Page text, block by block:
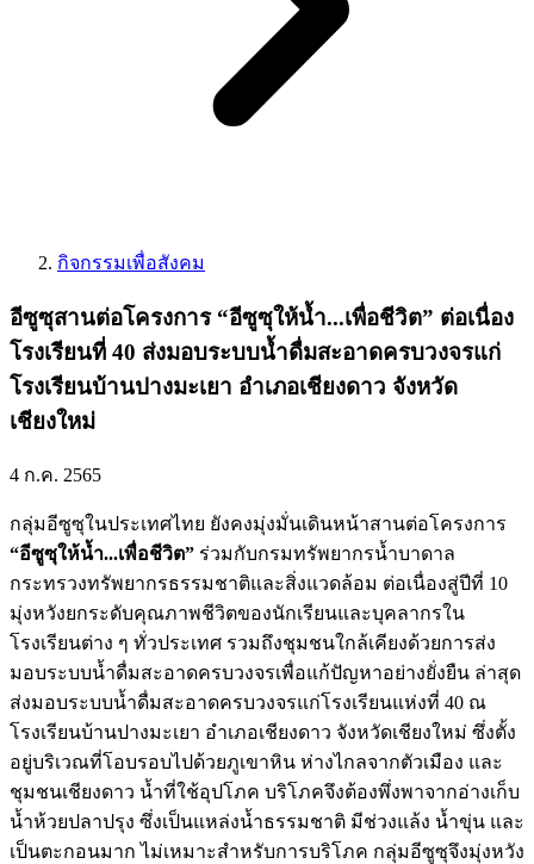
กิจกรรมเพื่อสังคม
อีซูซุสานต่อโครงการ “อีซูซุให้น้ำ...เพื่อชีวิต” ต่อเนื่อง
โรงเรียนที่ 40 ส่งมอบระบบน้ำดื่มสะอาดครบวงจรแก่
โรงเรียนบ้านปางมะเยา อำเภอเชียงดาว จังหวัด
เชียงใหม่
4 ก.ค. 2565
กลุ่มอีซูซุในประเทศไทย ยังคงมุ่งมั่นเดินหน้าสานต่อโครงการ
“อีซูซุให้น้ำ...เพื่อชีวิต” ร่วมกับกรมทรัพยากรน้ำบาดาล
กระทรวงทรัพยากรธรรมชาติและสิ่งแวดล้อม ต่อเนื่องสู่ปีที่ 10
มุ่งหวังยกระดับคุณภาพชีวิตของนักเรียนและบุคลากรใน
โรงเรียนต่าง ๆ ทั่วประเทศ รวมถึงชุมชนใกล้เคียงด้วยการส่ง
มอบระบบน้ำดื่มสะอาดครบวงจรเพื่อแก้ปัญหาอย่างยั่งยืน ล่าสุด
ส่งมอบระบบน้ำดื่มสะอาดครบวงจรแก่โรงเรียนแห่งที่ 40 ณ
โรงเรียนบ้านปางมะเยา อำเภอเชียงดาว จังหวัดเชียงใหม่ ซึ่งตั้ง
อยู่บริเวณที่โอบรอบไปด้วยภูเขาหิน ห่างไกลจากตัวเมือง และ
ชุมชนเชียงดาว น้ำที่ใช้อุปโภค บริโภคจึงต้องพึ่งพาจากอ่างเก็บ
น้ำห้วยปลาปรุง ซึ่งเป็นแหล่งน้ำธรรมชาติ มีช่วงแล้ง น้ำขุ่น และ
เป็นตะกอนมาก ไม่เหมาะสำหรับการบริโภค กลุ่มอีซูซุจึงมุ่งหวัง